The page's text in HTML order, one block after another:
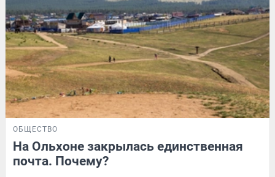
ОБЩЕСТВО
На Ольхоне закрылась единственная
почта. Почему?